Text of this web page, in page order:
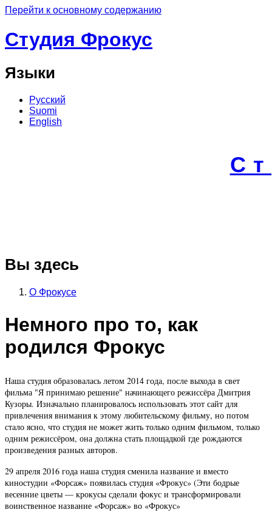
Перейти к основному содержанию
Студия Фрокус
Языки
Русский
Suomi
English
Вы здесь
О Фрокусе
Немного про то, как
родился Фрокус
Наша студия образовалась летом 2014 года, после выхода в свет
фильма "Я принимаю решение" начинающего режиссёра Дмитрия
Кузоры. Изначально планировалось использовать этот сайт для
привлечения внимания к этому любительскому фильму, но потом
стало ясно, что студия не может жить только одним фильмом, только
одним режиссёром, она должна стать площадкой где рождаются
произведения разных авторов.
29 апреля 2016 года наша студия сменила название и вместо
киностудии «Форсаж» появилась студия «Фрокус» (Эти бодрые
весенние цветы — крокусы сделали фокус и трансформировали
воинственное название «Форсаж» во «Фрокус»